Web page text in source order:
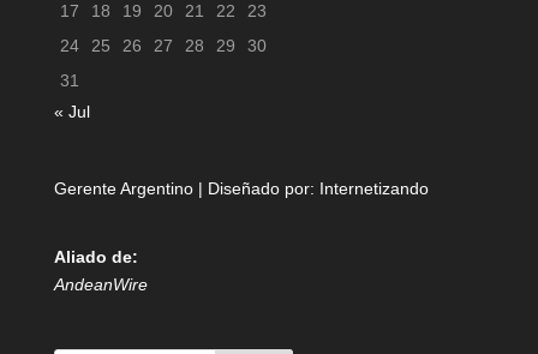
17
18 19 20 21 22
23
24
25 26 27 28 29
30
31
« Jul
Gerente Argentino | Diseñado por: Internetizando
Aliado de:
AndeanWire